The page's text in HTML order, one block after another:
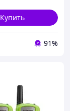
Купить
91%